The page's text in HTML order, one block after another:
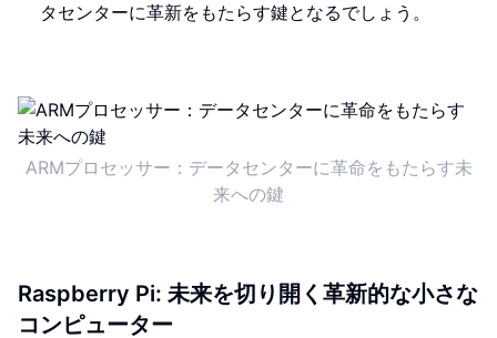
タセンターに革新をもたらす鍵となるでしょう。
ARMプロセッサー：データセンターに革命をもたらす未
来への鍵
Raspberry Pi: 未来を切り開く革新的な小さな
コンピューター